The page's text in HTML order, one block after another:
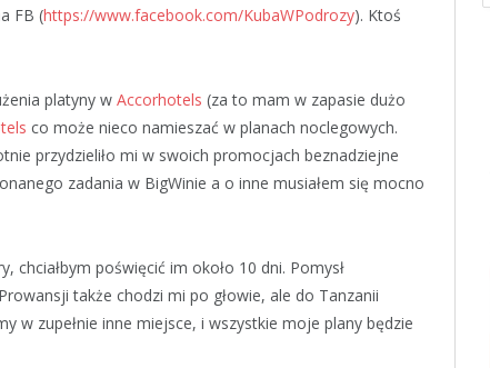
FB (https://www.facebook.com/KubaWPodrozy). Ktoś
platyny w Accorhotels (za to mam w zapasie dużo
co może nieco namieszać w planach noclegowych.
przydzieliło mi w swoich promocjach beznadziejne
zadania w BigWinie a o inne musiałem się mocno
chciałbym poświęcić im około 10 dni. Pomysł
także chodzi mi po głowie, ale do Tanzanii
w zupełnie inne miejsce, i wszystkie moje plany będzie